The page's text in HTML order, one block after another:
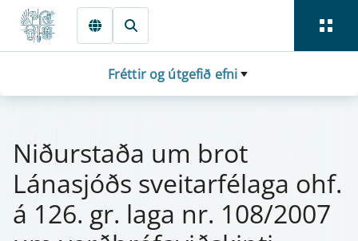
Fara beint í Meginmál
Fréttir og útgefið efni
Niðurstaða um brot
Lánasjóðs sveit­ar­félaga ohf.
á 126. gr. laga nr. 108/2007